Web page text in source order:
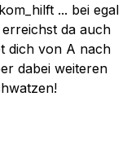
... bei egal
da auch
dich von A nach
dabei weiteren